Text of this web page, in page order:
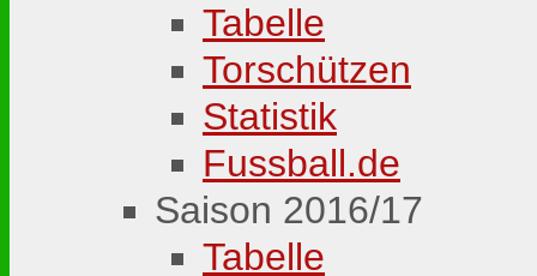
Tabelle
Torschützen
Statistik
Fussball.de
Saison 2016/17
Tabelle